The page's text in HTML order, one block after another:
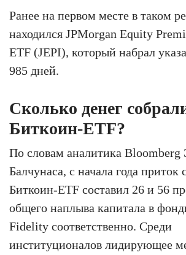
Ранее на первом месте в таком
находился JPMorgan Equity
ETF (JEPI), который набрал
985 дней.
Сколько денег
Биткоин-ETF?
По словам аналитика Bloomberg
Балчунаса, с начала года приток
Биткоин-ETF составил 26 и 56
общего наплыва капитала в
Fidelity соответственно. Среди
институционалов лидирующее